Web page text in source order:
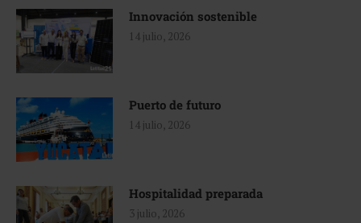
Innovación sostenible
14 julio, 2026
Puerto de futuro
14 julio, 2026
Hospitalidad preparada
3 julio, 2026